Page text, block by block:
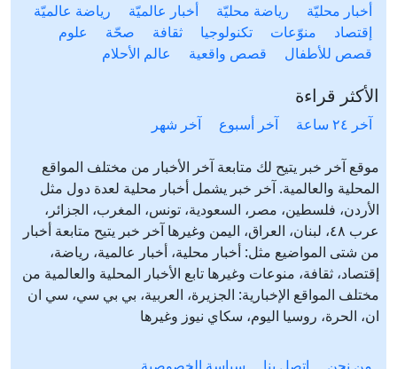
أخبار محليّة رياضة محليّة أخبار عالميّة
رياضة عالميّة
إقتصاد
منوّعات تكنولوجيا ثقافة صحّة
علوم
قصص للأطفال
قصص واقعية عالم الأحلام
الأكثر قراءة
آخر ٢٤ ساعة آخر أسبوع آخر شهر
موقع آخر خبر يتيح لك متابعة آخر الأخبار من مختلف المواقع
المحلية والعالمية. آخر خبر يشمل أخبار محلية لعدة دول مثل
الأردن، فلسطين، مصر، السعودية، تونس، المغرب، الجزائر،
عرب ٤٨، لبنان، العراق، اليمن وغيرها آخر خبر يتيح متابعة أخبار
من شتى المواضيع مثل: أخبار محلية، أخبار عالمية، رياضة،
إقتصاد، ثقافة، منوعات وغيرها تابع الأخبار المحلية والعالمية من
مختلف المواقع الإخبارية: الجزيرة، العربية، بي بي سي، سي ان
ان، الحرة، روسيا اليوم، سكاي نيوز وغيرها